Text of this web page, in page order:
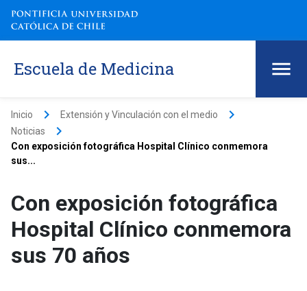
Escuela de Medicina
Inicio keyboard_arrow_right Extensión y Vinculación con el medio keyboard_arrow_right
Noticias keyboard_arrow_right
Con exposición fotográfica Hospital Clínico conmemora
sus...
Con exposición fotográfica
Hospital Clínico conmemora
sus 70 años